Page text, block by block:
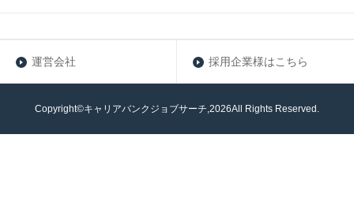
運営会社 採用企業様はこちら
Copyright©キャリアバンクジョブサーチ,2026All Rights Reserved.